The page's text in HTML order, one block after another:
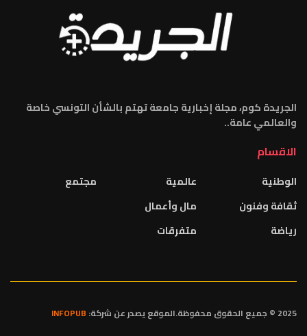
الجريدة كوم، مجلة إخبارية جامعة تهتم بالشأن التونسي خاصة
والعالمي عامة..
الاقسام
الوطنية
ثقافة وفنون
رياضة
عالمية
مال وأعمال
متفرقات
مجتمع
2025 © جميع الحقوق محفوظة.الموقع يصدر عن شركة: INFOPUB